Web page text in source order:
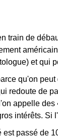
train de
et qui
qu'on
redoute de
appelle
intérêts. Si
est passé de